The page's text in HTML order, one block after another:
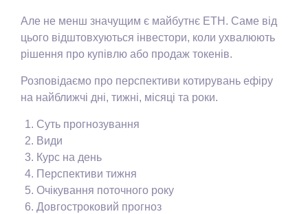
Але не менш значущим є майбутнє ETH. Саме від
цього відштовхуються інвестори, коли ухвалюють
рішення про купівлю або продаж токенів.
Розповідаємо про перспективи котирувань ефіру
на найближчі дні, тижні, місяці та роки.
Суть прогнозування
Види
Курс на день
Перспективи тижня
Очікування поточного року
Довгостроковий прогноз